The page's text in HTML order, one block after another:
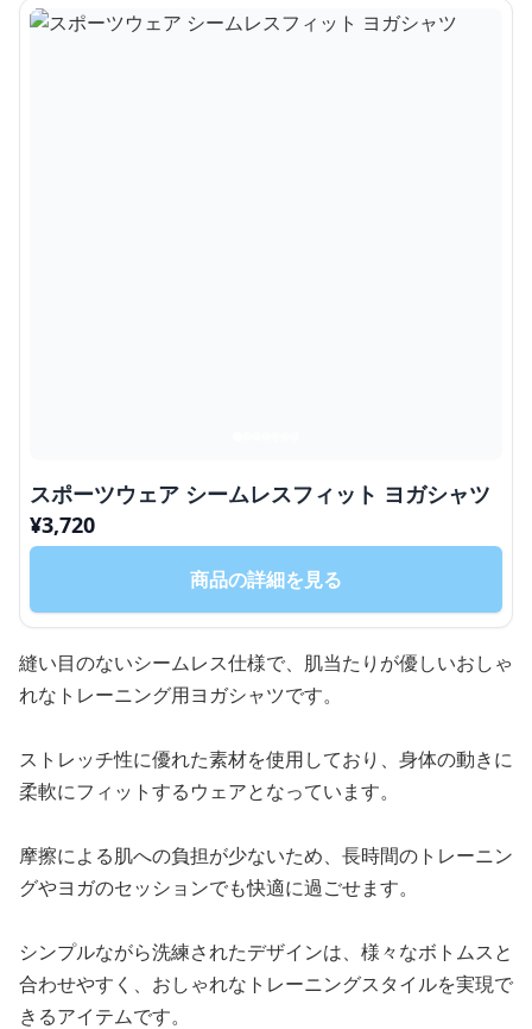
スポーツウェア シームレスフィット ヨガシャツ
¥3,720
商品の詳細を見る
縫い目のないシームレス仕様で、肌当たりが優しいおしゃ
れなトレーニング用ヨガシャツです。
ストレッチ性に優れた素材を使用しており、身体の動きに
柔軟にフィットするウェアとなっています。
摩擦による肌への負担が少ないため、長時間のトレーニン
グやヨガのセッションでも快適に過ごせます。
シンプルながら洗練されたデザインは、様々なボトムスと
合わせやすく、おしゃれなトレーニングスタイルを実現で
きるアイテムです。